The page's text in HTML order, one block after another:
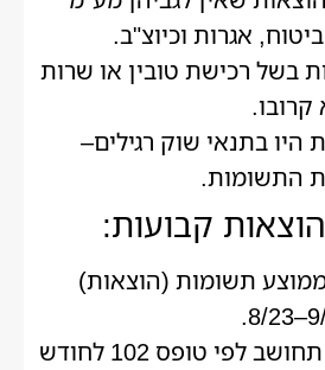
אגרות וכיוצ"ב.
בשל רכישת טובין או שרות
היו בתנאי שוק רגילים–
התשומות.
קבועות:
תשומות (הוצאות)
ההשתתפות תחושב לפי טופס 102 לחודש